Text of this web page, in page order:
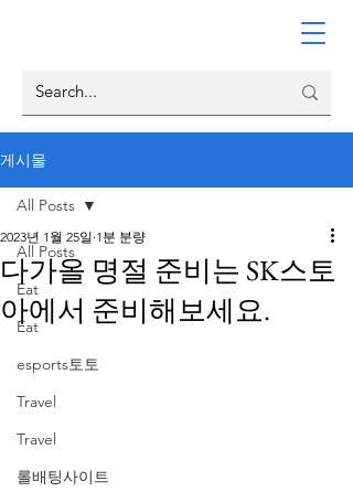
게시물
All Posts
Eat
Eat
esports토토
Travel
Travel
롤배팅사이트
All Posts
다가올 명절 준비는 SK스토
아에서 준비해보세요.
2023년 1월 25일 1분 분량